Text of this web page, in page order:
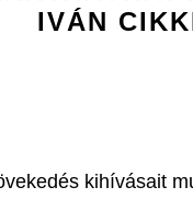
IVÁN
kihívásait